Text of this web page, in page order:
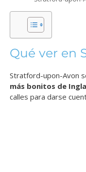
Qué ver en
Stratford-upon-Avon
más bonitos de
calles para darse